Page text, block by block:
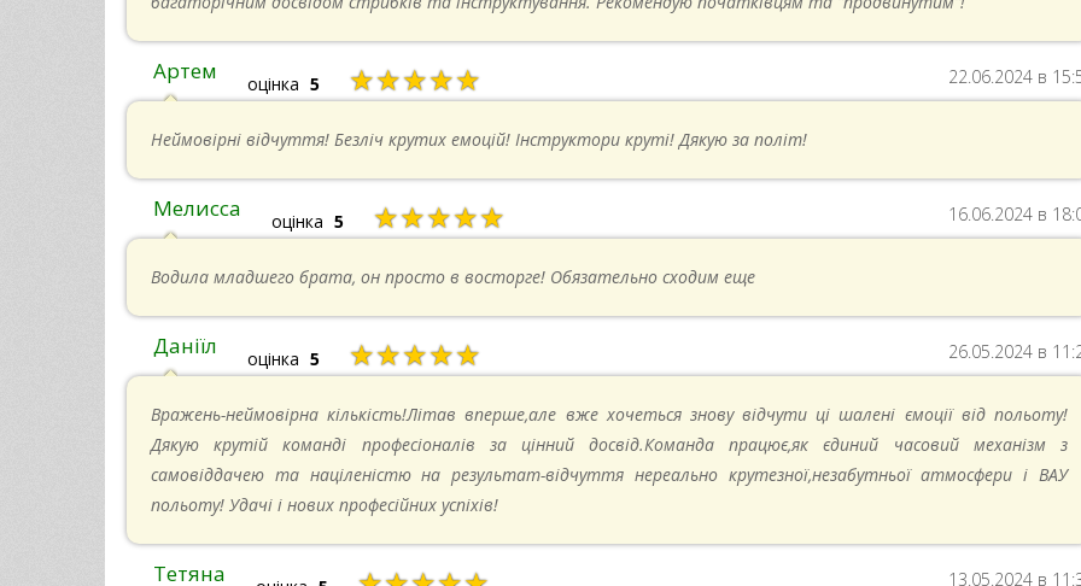
Артем оцінка 5 ★★★★★ 22.06.2024 в
Неймовірні відчуття! Безліч крутих емоцій! Інструктори круті! Дякую за політ!
Мелисса оцінка 5 ★★★★★ 16.06.2024 в
Водила младшего брата, он просто в восторге! Обязательно сходим еще
Даніїл оцінка 5 ★★★★★ 26.05.2024 в
Вражень-неймовірна кількість!Літав вперше,але вже хочеться знову відчути ці шалені ємоції від польоту!
Дякую крутій команді професіоналів за цінний досвід.Команда працює,як єдиний часовий механізм з
самовіддачею та націленістю на результат-відчуття нереально крутезної,незабутньої атмосфери і ВАУ
польоту! Удачі і нових професійних успіхів!
Тетяна 13.05.2024 в